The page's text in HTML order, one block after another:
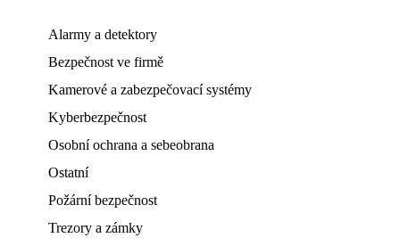
Alarmy a detektory
Bezpečnost ve firmě
Kamerové a zabezpečovací systémy
Kyberbezpečnost
Osobní ochrana a sebeobrana
Ostatní
Požární bezpečnost
Trezory a zámky